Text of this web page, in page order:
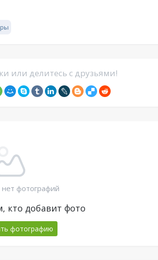
или делитесь с друзьями!
фотографий
кто добавит фото
фотографию